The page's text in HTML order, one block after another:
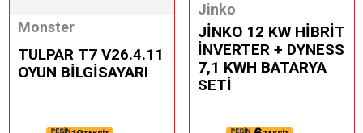
Monster
TULPAR T7 V26.4.11
OYUN BİLGİSAYARI
Jinko
JİNKO 12 KW HİBRİT
İNVERTER + DYNESS
7,1 KWH BATARYA
SETİ